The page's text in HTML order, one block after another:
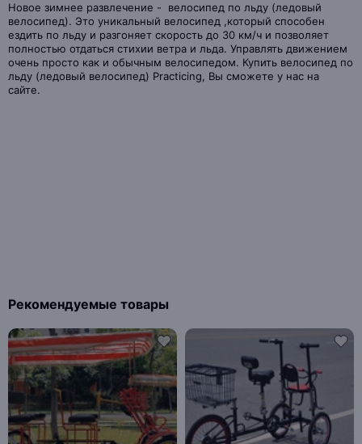
Новое зимнее развлечение - велосипед по льду (ледовый
велосипед). Это уникальный велосипед ,который способен
ездить по льду и разгоняет скорость до 30 км/ч и позволяет
полностью отдаться стихии ветра и льда. Управлять движением
очень просто как и обычным велосипедом. Купить велосипед по
льду (ледовый велосипед) Practicing, Вы сможете у нас на
сайте.
Рекомендуемые товары